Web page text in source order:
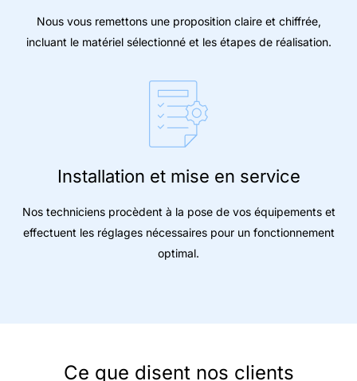
Nous vous remettons une proposition claire et chiffrée,
incluant le matériel sélectionné et les étapes de réalisation.
Installation et mise en service
Nos techniciens procèdent à la pose de vos équipements et
effectuent les réglages nécessaires pour un fonctionnement
optimal.
Ce que disent nos clients